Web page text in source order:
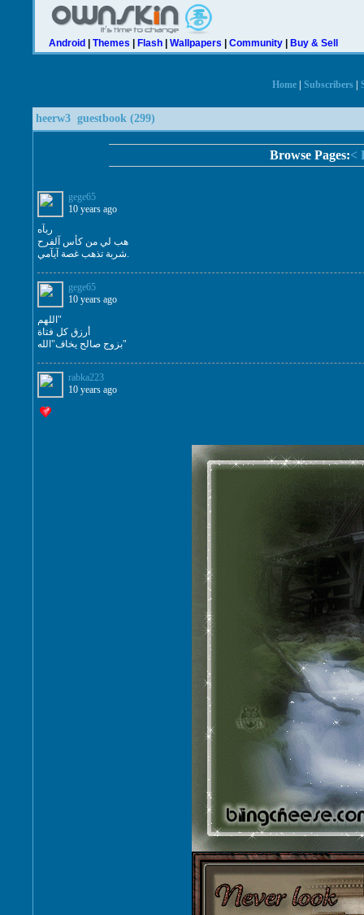
Android Themes Flash Wallpapers Community Buy & Sell
Home Subscribers
heerw3 guestbook (299)
Browse Pages:<
gege65
10 years ago
ربآه
هب لي من كأس آلفرح
شربة تذهب غصة آيآمي.
gege65
10 years ago
اللهم"
أرزق كل فتاة
بزوج صالح يخاف"الله"
rabka223
10 years ago